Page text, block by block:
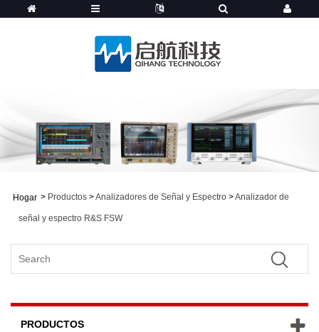
Hogar > Productos >Analizadores de Señal y Espectro >Analizador de
señal y espectro R&S FSW
PRODUCTOS